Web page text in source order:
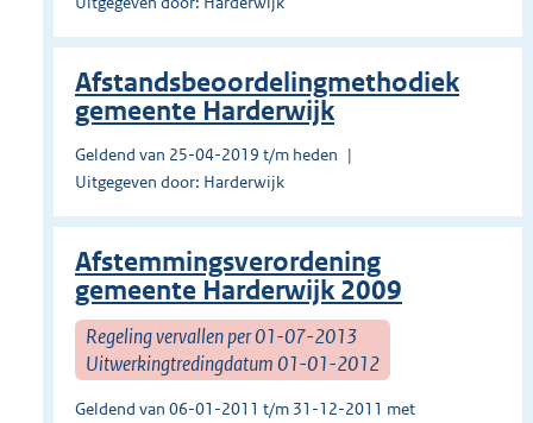
Afstandsbeoordelingmethodiek
gemeente Harderwijk
Geldend van 25-04-2019 t/m heden
Uitgegeven door: Harderwijk
Afstemmingsverordening
gemeente Harderwijk 2009
Regeling vervallen per 01-07-2013
Uitwerkingtredingdatum 01-01-2012
Geldend van 06-01-2011 t/m 31-12-2011 met